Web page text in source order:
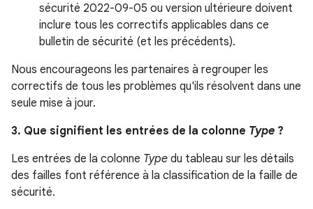
sécurité 2022-09-05 ou version ultérieure doivent
inclure tous les correctifs applicables dans ce
bulletin de sécurité (et les précédents).
Nous encourageons les partenaires à regrouper les
correctifs de tous les problèmes qu'ils résolvent dans une
seule mise à jour.
3. Que signifient les entrées de la colonne Type ?
Les entrées de la colonne Type du tableau sur les détails
des failles font référence à la classification de la faille de
sécurité.